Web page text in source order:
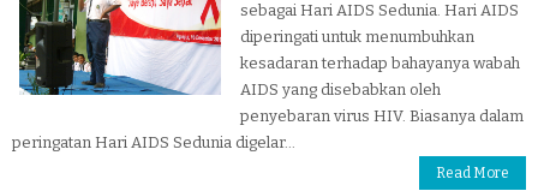
sebagai Hari AIDS Sedunia. Hari AIDS
diperingati untuk menumbuhkan
kesadaran terhadap bahayanya wabah
AIDS yang disebabkan oleh
penyebaran virus HIV. Biasanya dalam
peringatan Hari AIDS Sedunia digelar...
Read More